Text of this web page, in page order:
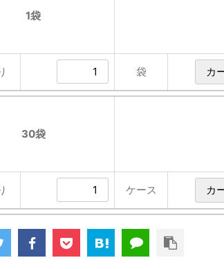
1袋
袋
30袋
ケース